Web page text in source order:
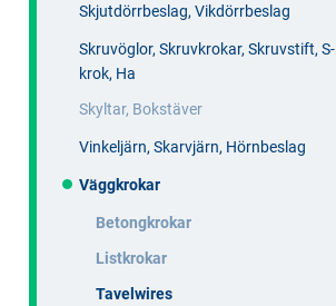
Skjutdörrbeslag, Vikdörrbeslag
Skruvöglor, Skruvkrokar, Skruvstift, S-
krok, Ha
Skyltar, Bokstäver
Vinkeljärn, Skarvjärn, Hörnbeslag
Väggkrokar
Betongkrokar
Listkrokar
Tavelwires